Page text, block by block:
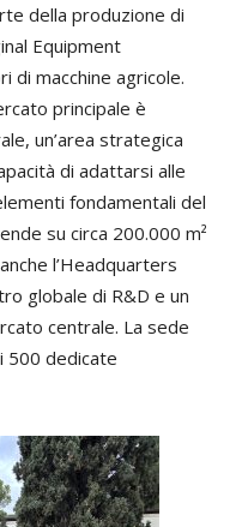
della produzione di
Equipment
di macchine agricole.
principale è
un’area strategica
di adattarsi alle
fondamentali del
su circa 200.000 m²
l’Headquarters
globale di R&D e un
centrale. La sede
500 dedicate